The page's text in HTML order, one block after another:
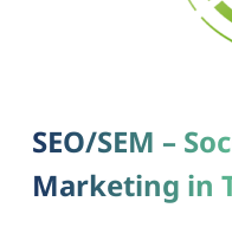
SEO/SEM –
Marketing in